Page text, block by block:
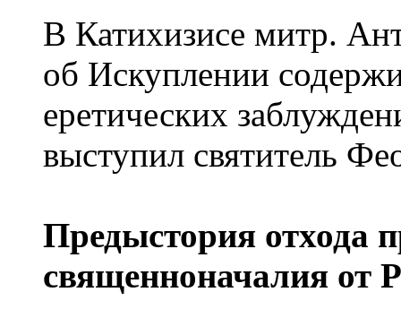
В Катихизисе митр.
об Искуплении
еретических
выступил святитель
Предыстория отхода
священноначалия от